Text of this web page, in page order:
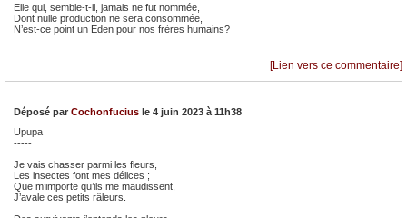
Elle qui, semble-t-il, jamais ne fut nommée,
Dont nulle production ne sera consommée,
N’est-ce point un Eden pour nos frères humains?
[Lien vers ce commentaire]
Déposé par Cochonfucius le 4 juin 2023 à 11h38
Upupa
-----
Je vais chasser parmi les fleurs,
Les insectes font mes délices ;
Que m’importe qu’ils me maudissent,
J’avale ces petits râleurs.